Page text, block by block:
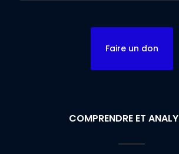
Faire un don
COMPRENDRE ET